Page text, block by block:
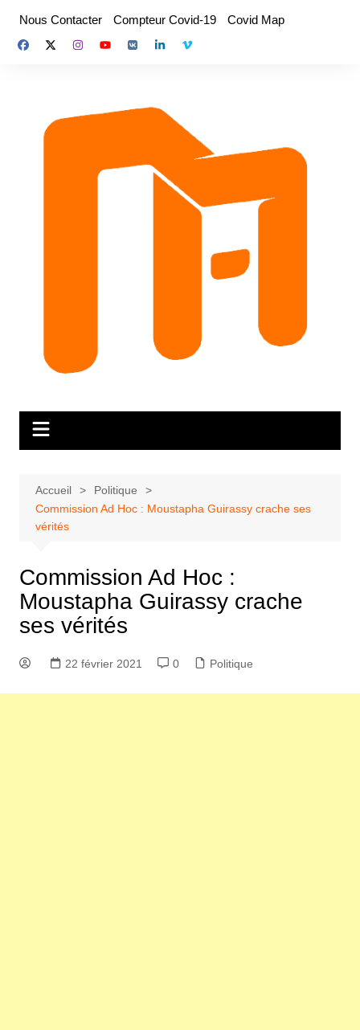
contenu
Nous Contacter Compteur Covid-19 Covid Map
Accueil
Politique
Commission Ad Hoc : Moustapha Guirassy crache ses
vérités
Commission Ad Hoc :
Moustapha Guirassy crache
ses vérités
22 février 2021 0 Politique